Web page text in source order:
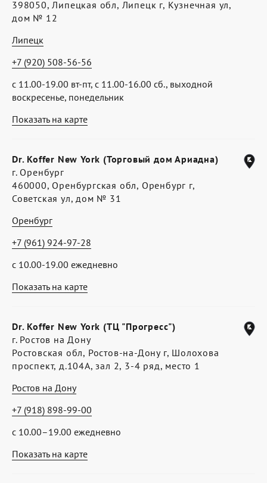
Показать на карте
398050, Липецкая обл, Липецк г, Кузнечная ул,
дом № 12
Липецк
с 11.00-19.00 вт-пт, с 11.00-16.00 сб., выходной
воскресенье, понедельник
+7 (920) 508-56-56
Показать на карте
Dr. Koffer New York (Торговый дом Ариадна)
г. Оренбург
460000, Оренбургская обл, Оренбург г,
Советская ул, дом № 31
Оренбург
с 10.00-19.00 ежедневно
+7 (961) 924-97-28
Показать на карте
Dr. Koffer New York (ТЦ "Прогресс")
г. Ростов на Дону
Ростовская обл, Ростов-на-Дону г, Шолохова
проспект, д.104А, зал 2, 3-4 ряд, место 1
Ростов на Дону
с 10.00–19.00 ежедневно
+7 (918) 898-99-00